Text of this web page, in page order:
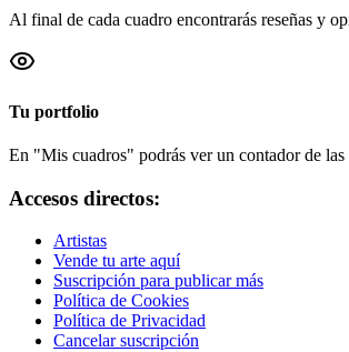
Al final de cada cuadro encontrarás reseñas y
Tu portfolio
En "Mis cuadros" podrás ver un contador de las
Accesos directos:
Artistas
Vende tu arte aquí
Suscripción para publicar más
Política de Cookies
Política de Privacidad
Cancelar suscripción